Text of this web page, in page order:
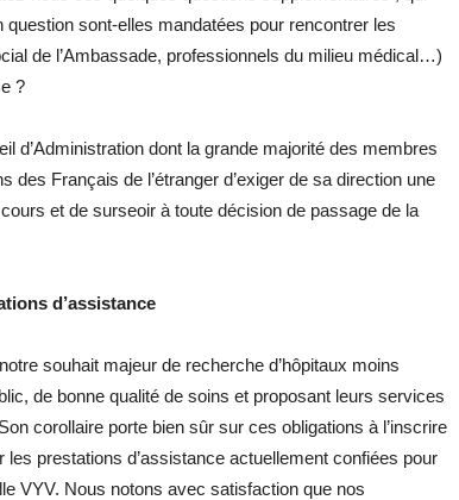
sont-elles mandatées pour rencontrer les
de l’Ambassade, professionnels du milieu médical…)
?
d’Administration dont la grande majorité des membres
des Français de l’étranger d’exiger de sa direction une
et de surseoir à toute décision de passage de la
d’assistance
souhait majeur de recherche d’hôpitaux moins
de bonne qualité de soins et proposant leurs services
corollaire porte bien sûr sur ces obligations à l’inscrire
prestations d’assistance actuellement confiées pour
VYV. Nous notons avec satisfaction que nos